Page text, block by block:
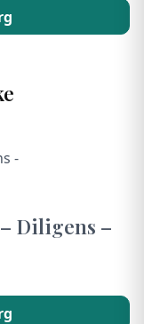
Diligens –